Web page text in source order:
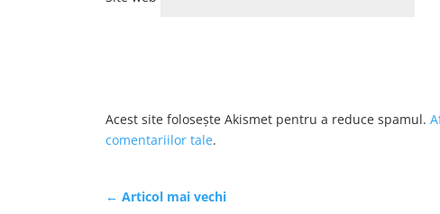
Acest site folosește Akismet pentru a reduce spamul.
comentariilor tale.
← Articol mai vechi